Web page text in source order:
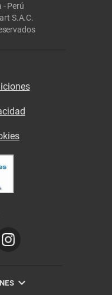
- Perú
S.A.C.